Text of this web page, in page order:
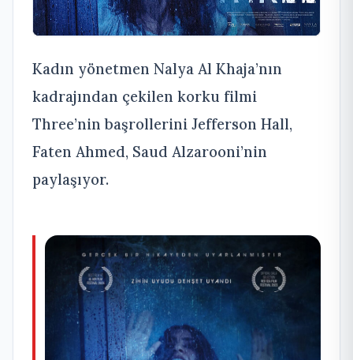
Kadın yönetmen Nalya Al Khaja’nın
kadrajından çekilen korku filmi
Three’nin başrollerini Jefferson Hall,
Faten Ahmed, Saud Alzarooni’nin
paylaşıyor.